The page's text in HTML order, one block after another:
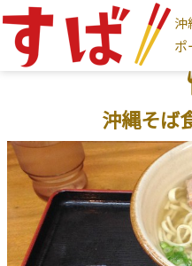
沖
ポ
フリー
沖縄そば家
地図から探す
現在地から探す
地域から探す
国頭村 大宜味村 今帰仁村 本
ログインはこちら
沖縄そば